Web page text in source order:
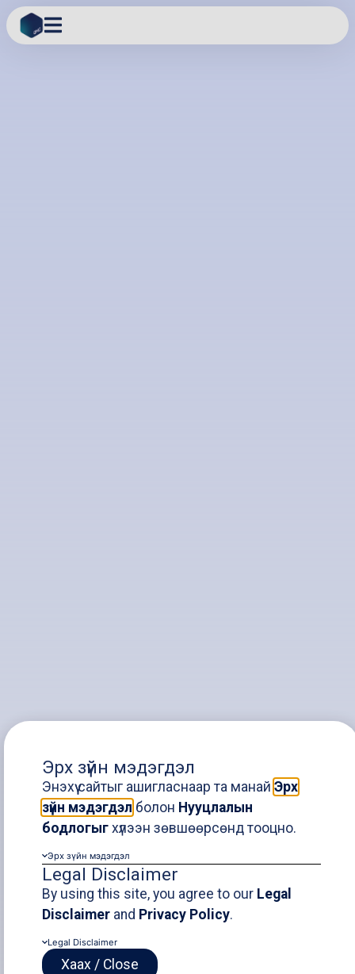
Preliminary Study on
the Implementation
of a Closure
Management
System for “Erdenet
Mining Corporation”
Эрх зүйн мэдэгдэл
Энэхүү сайтыг ашигласнаар та манай Эрх
зүйн мэдэгдэл болон Нууцлалын
бодлогыг хүлээн зөвшөөрсөнд тооцно.
Эрх зүйн мэдэгдэл
Legal Disclaimer
By using this site, you agree to our Legal
Disclaimer and Privacy Policy.
Legal Disclaimer
Хаах / Close